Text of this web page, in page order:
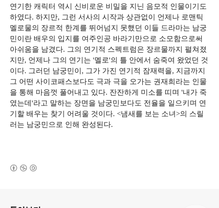
연기한 캐릭터 역시 신비로운 비밀을 지닌 음모적 인물이기도
하였다. 하지만, 그런 서사의 시작과 상관없이 언제나 로맨틱
멜로물의 장르적 한계를 뛰어넘지 못했던 이들 드라마는 남궁
민이란 배우의 입지를 여주인공 바라기만으로 소모함으로써
아쉬움을 남겼다. 그의 연기적 스펙트럼은 장르물까지 펼쳐졌
지만, 언제나 그의 연기는 '멜로'의 틀 안에서 숨죽여 왔었던 것
이다. 그러던 남궁민이, 그가 가진 연기적 잠재력을, 지금까지
그 어떤 사이코패스보다도 극과 극을 오가는 권재희라는 인물
을 통해 마음껏 풀어내고 있다. 잔잔하게 미소를 띠며 '내가 죽
였는데'라고 말하는 장면을 남궁민보다도 전율을 일으키며 연
기할 배우는 찾기 어려울 것이다. <냄새를 보는 소녀>의 스릴
러는 남궁민으로 인해 완성된다.